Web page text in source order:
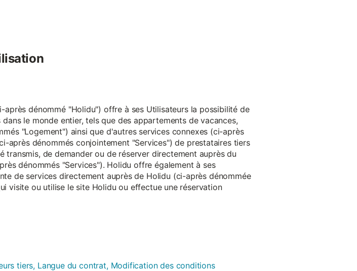
dénommé "Holidu") offre à ses Utilisateurs la possibilité de
le monde entier, tels que des appartements de vacances,
"Logement") ainsi que d'autres services connexes (ci-après
après dénommés conjointement "Services") de prestataires tiers
de demander ou de réserver directement auprès du
dénommés "Services"). Holidu offre également à ses
de services directement auprès de Holidu (ci-après dénommée
visite ou utilise le site Holidu ou effectue une réservation
tiers, Langue du contrat, Modification des conditions